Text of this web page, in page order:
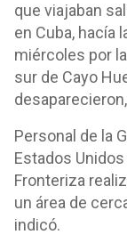
que viajaban
en Cuba, hacía
miércoles por
sur de Cayo
Personal de la
Estados
Fronteriza
un área de
indicó.